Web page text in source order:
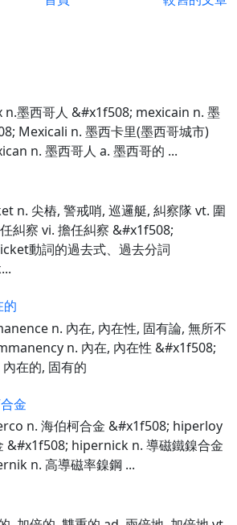
墨西哥人 &#x1f508; mexicain n. 墨
Mexicali n. 墨西卡里(墨西哥城市)
n. 墨西哥人 a. 墨西哥的 ...
n. 尖樁, 警戒哨, 巡邏艇, 糾察隊 vt. 圍
糾察 vi. 擔任糾察 &#x1f508;
動詞的過去式、過去分詞
n. 內在, 內在性, 固有論, 無所不
n. 內在, 內在性 &#x1f508;
在的, 固有的
金
n. 海伯柯合金 &#x1f508; hiperloy
&#x1f508; hipernick n. 導磁鐵鎳合金
n. 高導磁率鎳鋼 ...